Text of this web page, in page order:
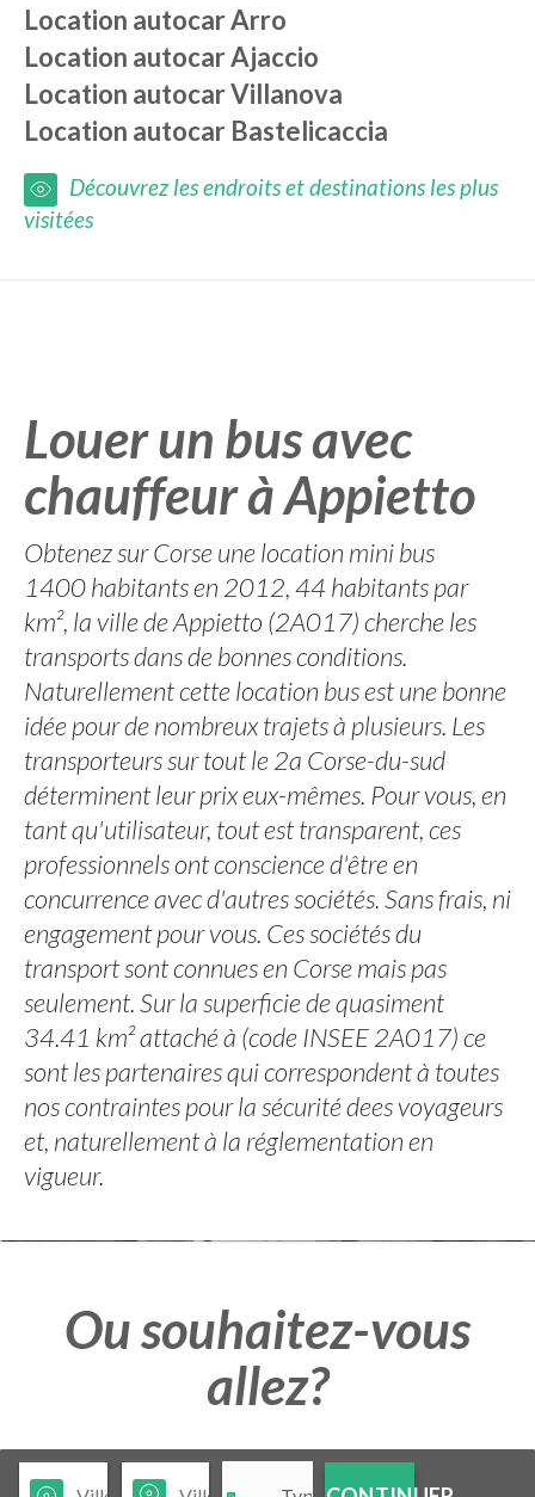
Location autocarArro
Location autocarAjaccio
Location autocarVillanova
Location autocar Bastelicaccia
Découvrez les endroits et destinations les plus
visitées
Louer un bus avec
chauffeur à Appietto
Obtenez sur Corse une location mini bus
1400 habitants en 2012, 44 habitants par
km², la ville de Appietto (2A017) cherche les
transports dans de bonnes conditions.
Naturellement cette location bus est une bonne
idée pour de nombreux trajets à plusieurs. Les
transporteurs sur tout le 2a Corse-du-sud
déterminent leur prix eux-mêmes. Pour vous, en
tant qu'utilisateur, tout est transparent, ces
professionnels ont conscience d'être en
concurrence avec d'autres sociétés. Sans frais, ni
engagement pour vous. Ces sociétés du
transport sont connues en Corse mais pas
seulement. Sur la superficie de quasiment
34.41 km² attaché à (code INSEE 2A017) ce
sont les partenaires qui correspondent à toutes
nos contraintes pour la sécurité dees voyageurs
et, naturellement à la réglementation en
vigueur.
Ou souhaitez-vous
allez?